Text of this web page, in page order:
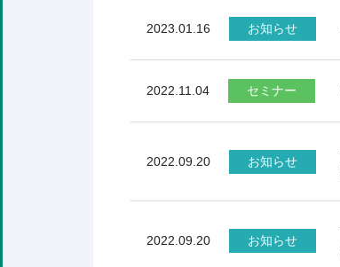
2023.01.16 お知らせ
2022.11.04 セミナー
2022.09.20 お知らせ
2022.09.20 お知らせ